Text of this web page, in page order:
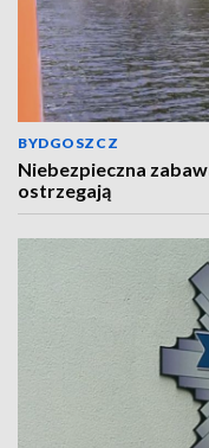
BYDGOSZCZ
Niebezpieczna
ostrzegają